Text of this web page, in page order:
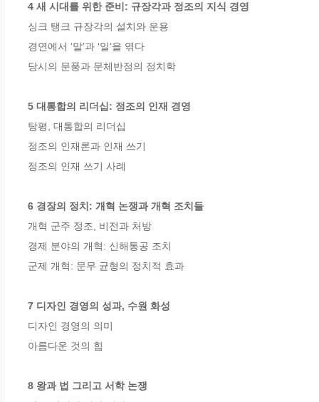
4 새 시대를 위한 준비: 규장각과 정조의 지식 경영
싱크 탱크 규장각의 설치와 운용
경연에서 ‘말’과 ‘일’을 엮다
당시의 문풍과 문체반정의 정치학
5 대통합의 리더십: 정조의 인재 경영
탕평, 대통합의 리더십
정조의 인재론과 인재 쓰기
정조의 인재 쓰기 사례
6 경장의 정치: 개혁 논쟁과 개혁 조치들
개혁 군주 정조, 비전과 처방
경제 분야의 개혁: 신해통공 조치
군제 개혁: 문무 균형의 정치적 효과
7 디자인 경영의 성과, 수원 화성
디자인 경영의 의미
아름다운 것의 힘
8 왕과 법 그리고 서학 논쟁